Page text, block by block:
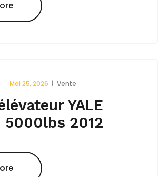
Mai 25, 2026 Vente
YALE
5000lbs 2012